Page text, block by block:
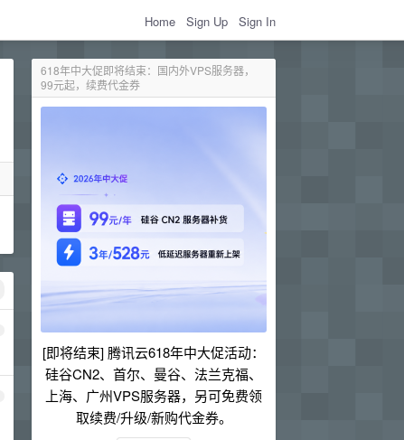
Home Sign Up Sign In
618年中大促即将结束：国内外VPS服务器，
99元起，续费代金券
[即将结束] 腾讯云618年中大促活动：
硅谷CN2、首尔、曼谷、法兰克福、
上海、广州VPS服务器，另可免费领
取续费/升级/新购代金券。